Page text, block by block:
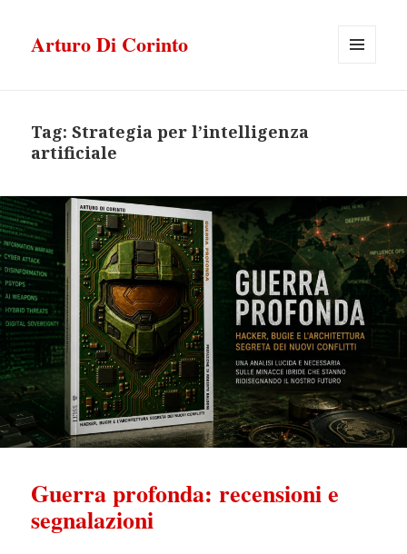
Arturo Di Corinto
Tag:Strategia per l’intelligenza
artificiale
Guerra profonda: recensioni e
segnalazioni